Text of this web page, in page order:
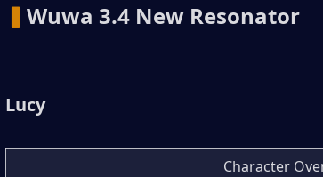
▍ Wuwa 3.4 New Resonator
Lucy
Character